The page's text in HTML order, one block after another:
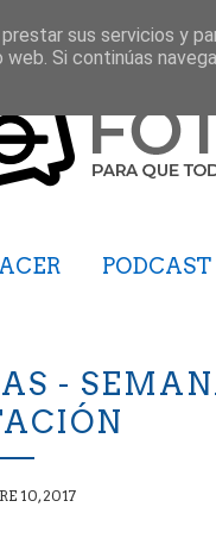
PODCAST
-
10, 2017
sus servicios y
Si continúas